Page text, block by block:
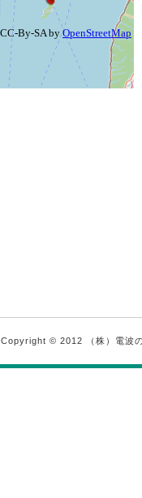
Copyright © 2012 （株）電波